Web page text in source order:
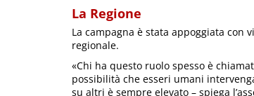
La Regione
La campagna è stata appoggiata con
regionale.
«Chi ha questo ruolo spesso è
possibilità che esseri umani
su altri è sempre elevato – spiega